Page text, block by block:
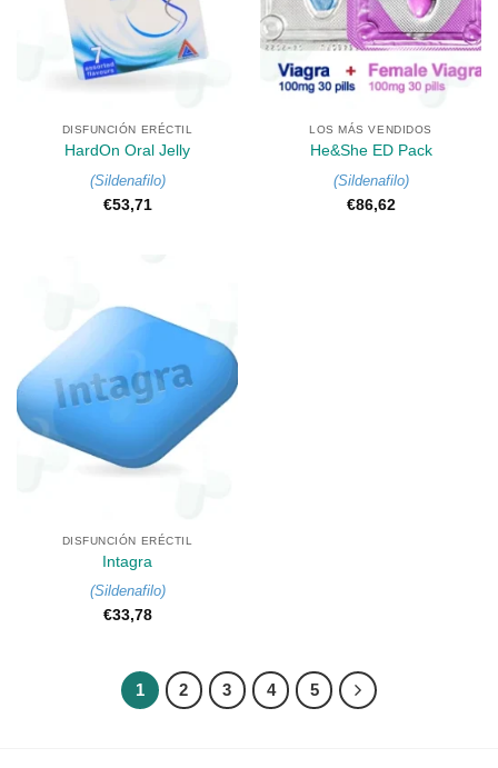
DISFUNCIÓN ERÉCTIL
HardOn Oral Jelly
(Sildenafilo)
€53,71
LOS MÁS VENDIDOS
He&She ED Pack
(Sildenafilo)
€86,62
DISFUNCIÓN ERÉCTIL
Intagra
(Sildenafilo)
€33,78
1 2 3 4 5